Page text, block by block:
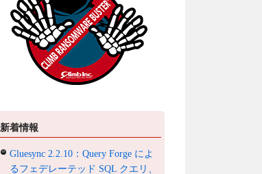
新着情報
Gluesync 2.2.10：Query Forge によ
るフェデレーテッド SQL クエリ、